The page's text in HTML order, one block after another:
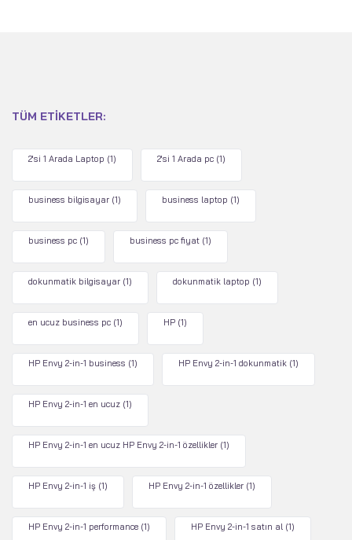
TÜM ETIKETLER:
2'si 1 Arada Laptop (1) 2'si 1 Arada pc (1)
business bilgisayar (1) business laptop (1)
business pc (1) business pc fiyat (1)
dokunmatik bilgisayar (1) dokunmatik laptop (1)
en ucuz business pc (1) HP (1)
HP Envy 2-in-1 business (1) HP Envy 2-in-1 dokunmatik (1)
HP Envy 2-in-1 en ucuz (1)
HP Envy 2-in-1 en ucuz HP Envy 2-in-1 özellikler (1)
HP Envy 2-in-1 iş (1) HP Envy 2-in-1 özellikler (1)
HP Envy 2-in-1 performance (1) HP Envy 2-in-1 satın al (1)